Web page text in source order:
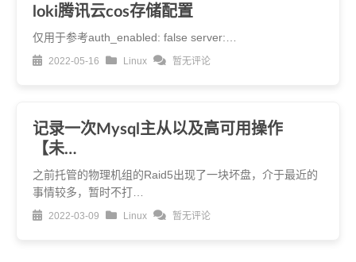
loki腾讯云cos存储配置
仅用于参考auth_enabled: false server:…
2022-05-16 Linux 暂无评论
记录一次Mysql主从以及高可用操作
【未…
之前托管的物理机组的Raid5出现了一块坏盘，介于最近的
事情较多，暂时不打…
2022-03-09 Linux 暂无评论